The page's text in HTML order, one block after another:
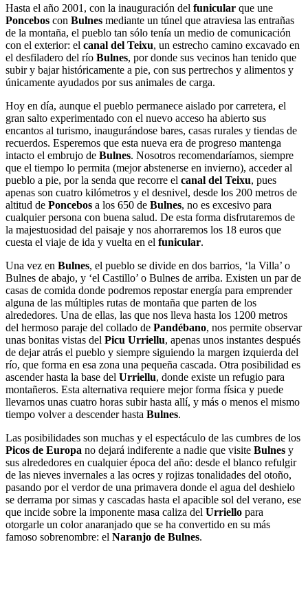
Hasta el año 2001, con la inauguración del funicular que une
Poncebos con Bulnes mediante un túnel que atraviesa las entrañas
de la montaña, el pueblo tan sólo tenía un medio de comunicación
con el exterior: el canal del Teixu, un estrecho camino excavado en
el desfiladero del río Bulnes, por donde sus vecinos han tenido que
subir y bajar históricamente a pie, con sus pertrechos y alimentos y
únicamente ayudados por sus animales de carga.
Hoy en día, aunque el pueblo permanece aislado por carretera, el
gran salto experimentado con el nuevo acceso ha abierto sus
encantos al turismo, inaugurándose bares, casas rurales y tiendas de
recuerdos. Esperemos que esta nueva era de progreso mantenga
intacto el embrujo de Bulnes. Nosotros recomendaríamos, siempre
que el tiempo lo permita (mejor abstenerse en invierno), acceder al
pueblo a pie, por la senda que recorre el canal del Teixu, pues
apenas son cuatro kilómetros y el desnivel, desde los 200 metros de
altitud de Poncebos a los 650 de Bulnes, no es excesivo para
cualquier persona con buena salud. De esta forma disfrutaremos de
la majestuosidad del paisaje y nos ahorraremos los 18 euros que
cuesta el viaje de ida y vuelta en el funicular.
Una vez en Bulnes, el pueblo se divide en dos barrios, ‘la Villa’ o
Bulnes de abajo, y ‘el Castillo’ o Bulnes de arriba. Existen un par de
casas de comida donde podremos repostar energía para emprender
alguna de las múltiples rutas de montaña que parten de los
alrededores. Una de ellas, las que nos lleva hasta los 1200 metros
del hermoso paraje del collado de Pandébano, nos permite observar
unas bonitas vistas del Picu Urriellu, apenas unos instantes después
de dejar atrás el pueblo y siempre siguiendo la margen izquierda del
río, que forma en esa zona una pequeña cascada. Otra posibilidad es
ascender hasta la base del Urriellu, donde existe un refugio para
montañeros. Esta alternativa requiere mejor forma física y puede
llevarnos unas cuatro horas subir hasta allí, y más o menos el mismo
tiempo volver a descender hasta Bulnes.
Las posibilidades son muchas y el espectáculo de las cumbres de los
Picos de Europa no dejará indiferente a nadie que visite Bulnes y
sus alrededores en cualquier época del año: desde el blanco refulgir
de las nieves invernales a las ocres y rojizas tonalidades del otoño,
pasando por el verdor de una primavera donde el agua del deshielo
se derrama por simas y cascadas hasta el apacible sol del verano, ese
que incide sobre la imponente masa caliza del Urriello para
otorgarle un color anaranjado que se ha convertido en su más
famoso sobrenombre: el Naranjo de Bulnes.